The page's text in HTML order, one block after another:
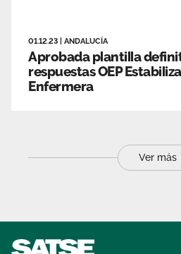
01.12.23 ANDALUCÍA
Aprobada plantilla
respuestas OEP
Enfermera
Ver más